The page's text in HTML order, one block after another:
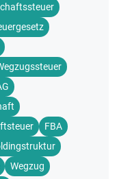
FBA
Wegzug